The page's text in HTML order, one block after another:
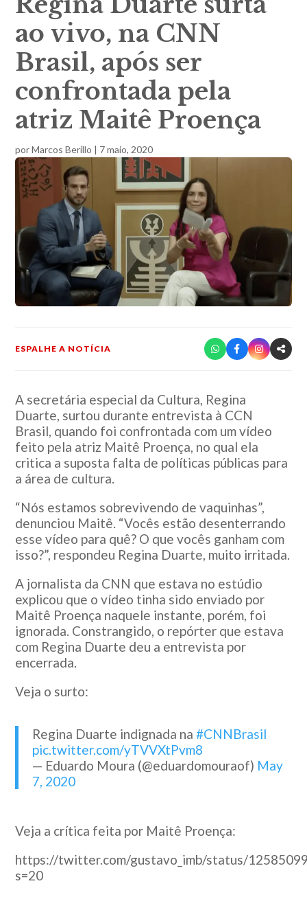
ao vivo, na CNN
Brasil, após ser
confrontada pela
atriz Maitê Proença
porMarcos Berillo | 7 maio, 2020
ESPALHE A NOTÍCIA
A secretária especial da Cultura, Regina
Duarte, surtou durante entrevista à CCN
Brasil, quando foi confrontada com um vídeo
feito pela atriz Maitê Proença, no qual ela
critica a suposta falta de políticas públicas para
a área de cultura.
“Nós estamos sobrevivendo de vaquinhas”,
denunciou Maitê. “Vocês estão desenterrando
esse vídeo para quê? O que vocês ganham com
isso?”, respondeu Regina Duarte, muito irritada.
A jornalista da CNN que estava no estúdio
explicou que o vídeo tinha sido enviado por
Maitê Proença naquele instante, porém, foi
ignorada. Constrangido, o repórter que estava
com Regina Duarte deu a entrevista por
encerrada.
Veja o surto:
Regina Duarte indignada na#CNNBrasil
pic.twitter.com/yTVVXtPvm8
— Eduardo Moura (@eduardomouraof) May
7, 2020
Veja a crítica feita por Maitê Proença:
https://twitter.com/gustavo_imb/status/
s=20